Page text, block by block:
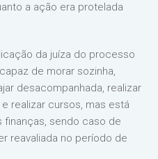
a ação era protelada
da juíza do processo
de morar sozinha,
desacompanhada, realizar
realizar cursos, mas está
finanças, sendo caso de
reavaliada no período de